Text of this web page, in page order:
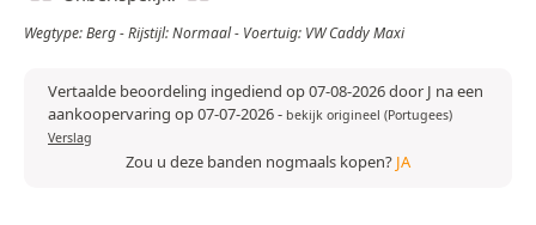
Wegtype: Berg - Rijstijl: Normaal - Voertuig: VW Caddy Maxi
Vertaalde beoordeling ingediend op 07-08-2026 door J na een
aankoopervaring op 07-07-2026- bekijk origineel (Portugees)
Verslag
Zou u deze banden nogmaals kopen? JA